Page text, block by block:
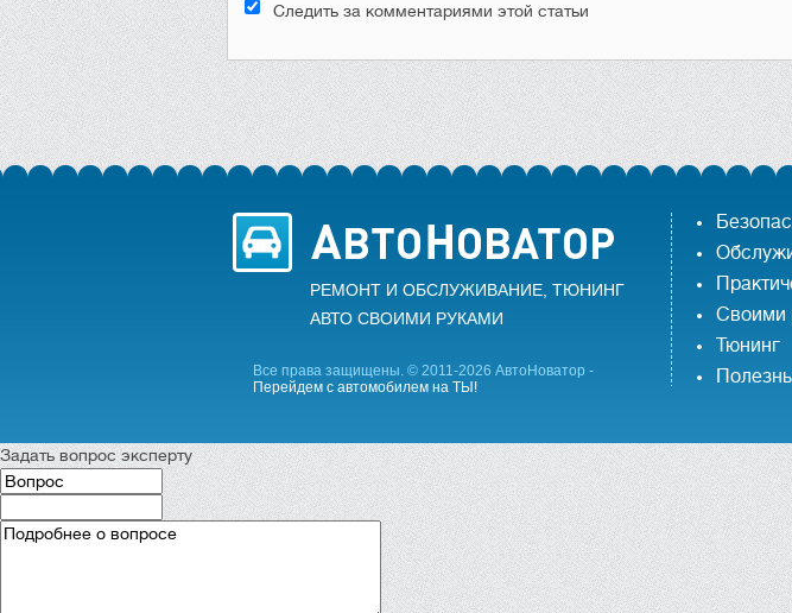
Следить за комментариями этой статьи
РЕМОНТ И ОБСЛУЖИВАНИЕ, ТЮНИНГ
АВТО CВОИМИ РУКАМИ
Все права защищены. © 2011-2026 АвтоНоватор -
Перейдем с автомобилем на ТЫ!
Своими
Тюнинг
Задать вопрос эксперту